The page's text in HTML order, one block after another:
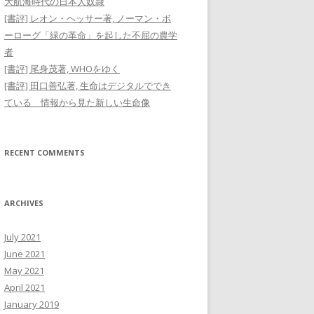
[書評] レオン・ヘッサー著, ノーマン・ボ
ーローグ「緑の革命」を起した不屈の農学
者
[書評] 尾身茂著, WHOをゆく
[書評] 田口善弘著, 生命はデジタルででき
ている 情報から見た新しい生命像
RECENT COMMENTS
ARCHIVES
July 2021
June 2021
May 2021
April 2021
January 2019